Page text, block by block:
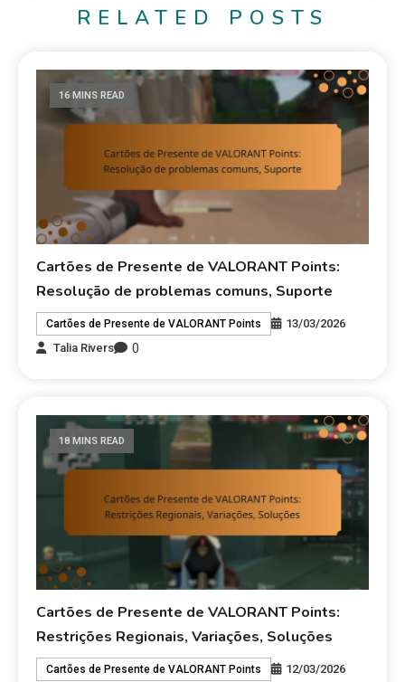
RELATED POSTS
16 MINS READ
Cartões de Presente de VALORANT Points:
Resolução de problemas comuns, Suporte
Cartões de Presente de VALORANT Points
13/03/2026
Talia Rivers
0
18 MINS READ
Cartões de Presente de VALORANT Points:
Restrições Regionais, Variações, Soluções
Cartões de Presente de VALORANT Points
12/03/2026